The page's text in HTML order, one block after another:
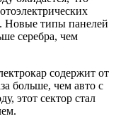
. Новые типы панелей
серебра, чем
содержит от
больше, чем авто с
этот сектор стал